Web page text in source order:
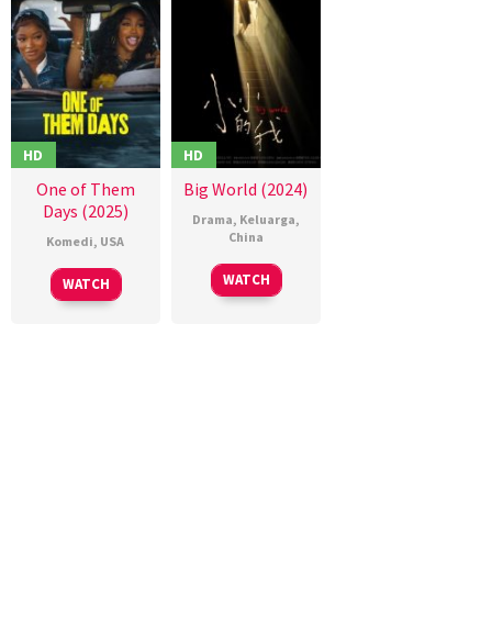
HD
One of Them
Days (2025)
Komedi, USA
16
Jan
Lawrence
Lamont
WATCH
HD
Big World (2024)
Drama, Keluarga,
China
27
Dec
Yang
Lina
WATCH